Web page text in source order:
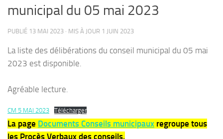
municipal du 05 mai 2023
PUBLIÉ 13 MAI 2023 · MIS À JOUR 1 JUIN 2023
La liste des délibérations du conseil municipal du 05 mai
2023 est disponible.
Agréable lecture.
CM 5 MAI 2023 Télécharger
La page Documents Conseils municipaux regroupe tous
les Procès Verbaux des conseils.